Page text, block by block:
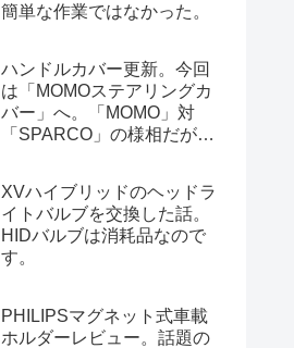
簡単な作業ではなかった。
ハンドルカバー更新。今回
は「MOMOステアリングカ
バー」へ。「MOMO」対
「SPARCO」の様相だが、
XVハイブリッドのヘッドラ
イトバルブを交換した話。
HIDバルブは消耗品なので
す。
PHILIPSマグネット式車載
ホルダーレビュー。話題の